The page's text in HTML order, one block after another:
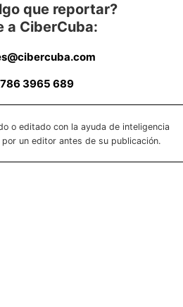
que reportar?
a CiberCuba:
786 3965 689
o editado con la ayuda de inteligencia
un editor antes de su publicación.